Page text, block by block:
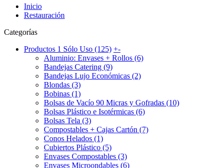
Inicio
Restauración
Categorías
Productos 1 Sólo Uso (125) +-
Aluminio: Envases + Rollos (6)
Bandejas Catering (9)
Bandejas Lujo Económicas (2)
Blondas (3)
Bobinas (1)
Bolsas de Vacío 90 Micras y Gofradas (10)
Bolsas Plástico e Isotérmicas (6)
Bolsas Tela (3)
Compostables + Cajas Cartón (7)
Conos Helados (1)
Cubiertos Plástico (5)
Envases Compostables (3)
Envases Microondables (6)